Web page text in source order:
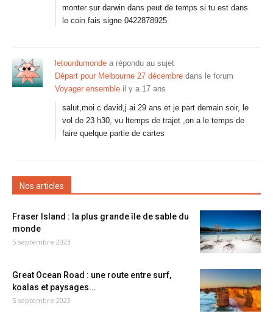
monter sur darwin dans peut de temps si tu est dans
le coin fais signe 0422878925
letourdumonde a répondu au sujet
Départ pour Melbourne 27 décembre dans le forum
Voyager ensemble il y a 17 ans
salut,moi c david,j ai 29 ans et je part demain soir, le
vol de 23 h30, vu ltemps de trajet ,on a le temps de
faire quelque partie de cartes
Nos articles
Fraser Island : la plus grande île de sable du
monde
5 septembre 2023
Great Ocean Road : une route entre surf,
koalas et paysages...
5 septembre 2023